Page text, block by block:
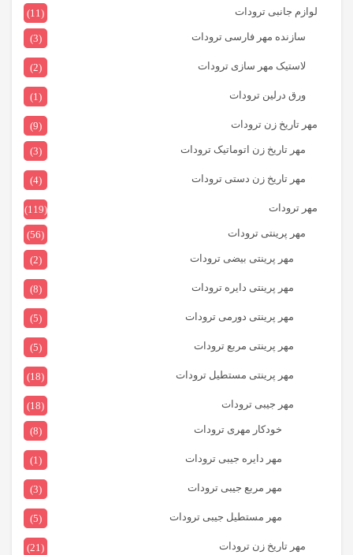
لوازم جانبی ترودات
(11)
سازنده مهر فارسی ترودات
(3)
لاستیک مهر سازی ترودات (2)
ورق درلین ترودات (1)
مهر تاریخ زن ترودات
(9)
مهر تاریخ زن اتوماتیک ترودات
(3)
مهر تاریخ زن دستی ترودات (4)
مهر ترودات
(119)
مهر پرینتی ترودات
(56)
مهر پرینتی بیضی ترودات
(2)
مهر پرینتی دایره ترودات (8)
مهر پرینتی دورمی ترودات (5)
مهر پرینتی مربع ترودات (5)
مهر پرینتی مستطیل ترودات (18)
مهر جیبی ترودات
(18)
خودکار مهری ترودات
(8)
مهر دایره جیبی ترودات (1)
مهر مربع جیبی ترودات (3)
مهر مستطیل جیبی ترودات (5)
مهر تاریخ زن ترودات
(21)